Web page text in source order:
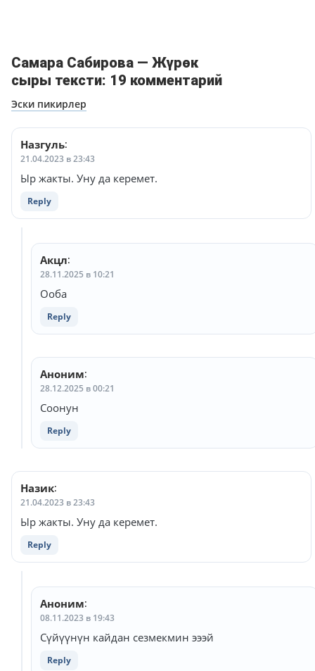
Cамара Сабирова — Жүрөк
сыры тексти: 19 комментарий
Навигация
комментариям
Эски пикирлер
Назгуль:
21.04.2023 в 23:43
Ыр жакты. Уну да керемет.
Reply
Акцл:
28.11.2025 в 10:21
Ооба
Reply
Аноним:
28.12.2025 в 00:21
Соонун
Reply
Назик:
21.04.2023 в 23:43
Ыр жакты. Уну да керемет.
Reply
Аноним:
08.11.2023 в 19:43
Сүйүүнүн кайдан сезмекмин эээй
Reply